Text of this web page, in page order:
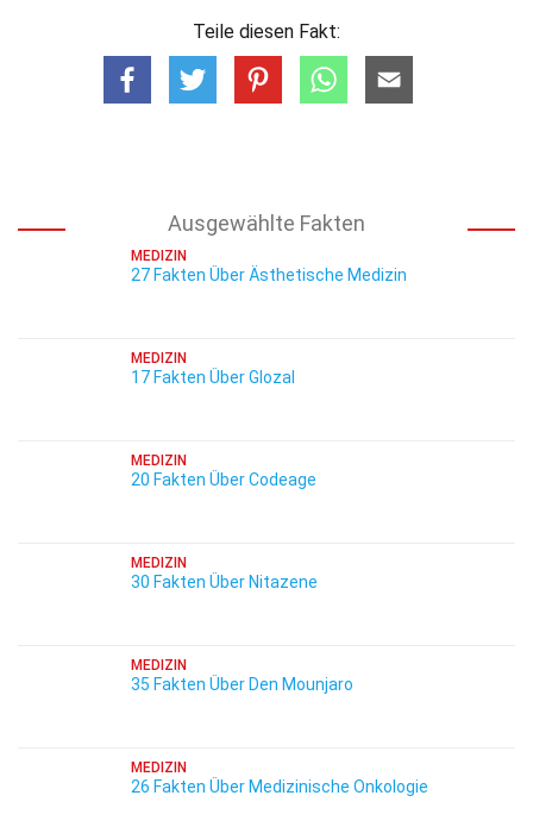
Teile diesen Fakt:
Ausgewählte Fakten
MEDIZIN
27 Fakten Über Ästhetische Medizin
MEDIZIN
17 Fakten Über Glozal
MEDIZIN
20 Fakten Über Codeage
MEDIZIN
30 Fakten Über Nitazene
MEDIZIN
35 Fakten Über Den Mounjaro
MEDIZIN
26 Fakten Über Medizinische Onkologie